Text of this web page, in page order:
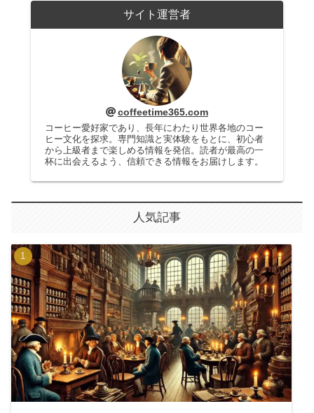
サイト運営者
coffeetime365.com
コーヒー愛好家であり、長年にわたり世界各地のコー
ヒー文化を探求。専門知識と実体験をもとに、初心者
から上級者まで楽しめる情報を発信。読者が最高の一
杯に出会えるよう、信頼できる情報をお届けします。
人気記事